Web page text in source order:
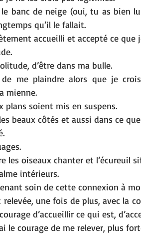
banc de neige (oui, tu as bien
qu’il le fallait.
accueilli et accepté ce que
d’être dans ma bulle.
me plaindre alors que je
mienne.
plans soient mis en suspens.
beaux côtés et aussi dans ce
les oiseaux chanter et l’écureuil
intérieurs.
soin de cette connexion à
une fois de plus, avec la
d’accueillir ce qui est,
le courage de me relever, plus